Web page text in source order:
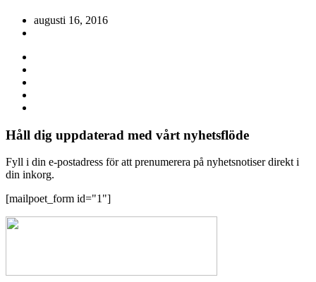
augusti 16, 2016
Håll dig uppdaterad med vårt nyhetsflöde
Fyll i din e-postadress för att prenumerera på nyhetsnotiser direkt i
din inkorg.
[mailpoet_form id="1"]